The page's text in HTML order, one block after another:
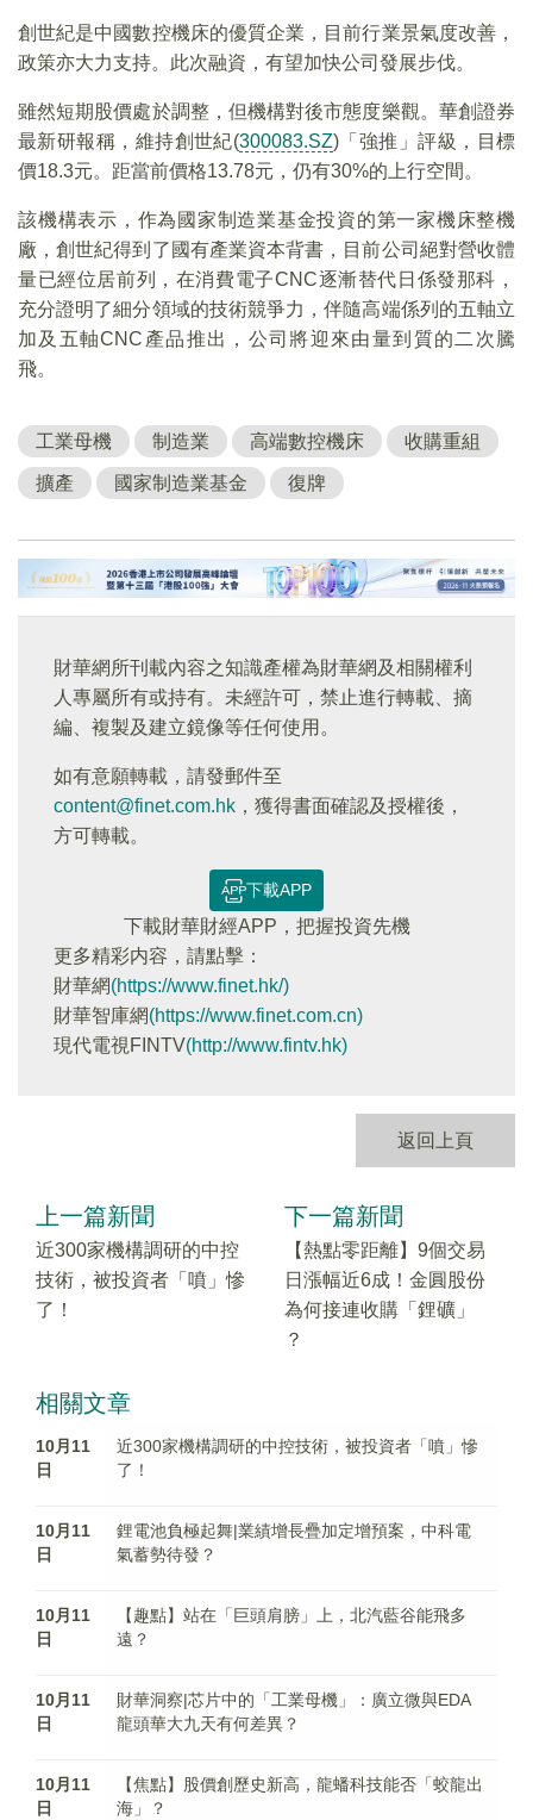
創世紀是中國數控機床的優質企業，目前行業景氣度改善，
政策亦大力支持。此次融資，有望加快公司發展步伐。
雖然短期股價處於調整，但機構對後市態度樂觀。華創證券
最新研報稱，維持創世紀(300083.SZ)「強推」評級，目標
價18.3元。距當前價格13.78元，仍有30%的上行空間。
該機構表示，作為國家制造業基金投資的第一家機床整機
廠，創世紀得到了國有產業資本背書，目前公司絕對營收體
量已經位居前列，在消費電子CNC逐漸替代日係發那科，
充分證明了細分領域的技術競爭力，伴隨高端係列的五軸立
加及五軸CNC產品推出，公司將迎來由量到質的二次騰
飛。
工業母機 制造業 高端數控機床 收購重組
擴產 國家制造業基金 復牌
財華網所刊載內容之知識產權為財華網及相關權利
人專屬所有或持有。未經許可，禁止進行轉載、摘
編、複製及建立鏡像等任何使用。
如有意願轉載，請發郵件至
content@finet.com.hk ，獲得書面確認及授權後，
方可轉載。
下載APP
下載財華財經APP，把握投資先機
更多精彩内容，請點擊：
財華網(https://www.finet.hk/)
財華智庫網(https://www.finet.com.cn)
現代電視FINTV(http://www.fintv.hk)
返回上頁
上一篇新聞
近300家機構調研的中控
技術，被投資者「噴」慘
了！
下一篇新聞
【熱點零距離】9個交易
日漲幅近6成！金圓股份
為何接連收購「鋰礦」
？
相關文章
10月11
日
近300家機構調研的中控技術，被投資者「噴」慘
了！
10月11
日
鋰電池負極起舞|業績增長疊加定增預案，中科電
氣蓄勢待發？
10月11
日
【趣點】站在「巨頭肩膀」上，北汽藍谷能飛多
遠？
10月11
日
財華洞察|芯片中的「工業母機」：廣立微與EDA
龍頭華大九天有何差異？
10月11
日
【焦點】股價創歷史新高，龍蟠科技能否「蛟龍出
海」？